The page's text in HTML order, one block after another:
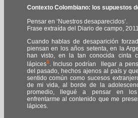
Contexto Colombiano: los supuestos
Pensar en ‘Nuestros desaparecidos’.
Frase extraída del Diario de campo,
Cuando hablas de desaparición
piensan en los años setenta, en la
han visto, en la tan conocida cinta
lápices1. Incluso podrían llegar a
del pasado, hechos ajenos al país y
sentido común como sucesos
de mi vida, al borde de la
promedio, llegué a pensar en los
enfrentarme al contenido que me
lápices.